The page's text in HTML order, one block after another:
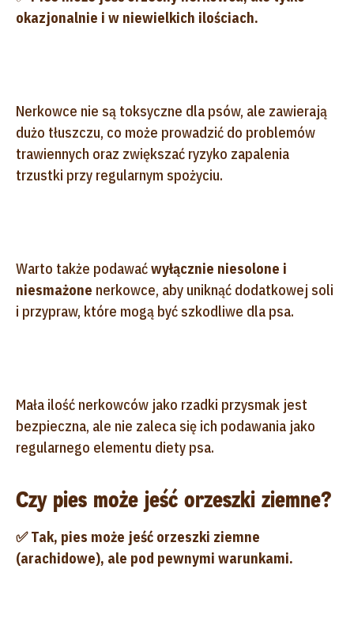
okazjonalnie i w niewielkich ilościach.
Nerkowce nie są toksyczne dla psów, ale zawierają
dużo tłuszczu, co może prowadzić do problemów
trawiennych oraz zwiększać ryzyko zapalenia
trzustki przy regularnym spożyciu.
Warto także podawaćwyłącznie niesolone i
niesmażone nerkowce, aby uniknąć dodatkowej soli
i przypraw, które mogą być szkodliwe dla psa.
Mała ilość nerkowców jako rzadki przysmak jest
bezpieczna, ale nie zaleca się ich podawania jako
regularnego elementu diety psa.
Czy pies może jeść orzeszki ziemne?
✅ Tak, pies może jeść orzeszki ziemne
(arachidowe), ale pod pewnymi warunkami.